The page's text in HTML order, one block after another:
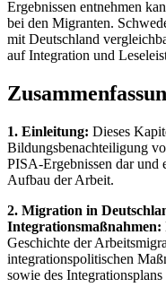
Ergebnissen entnehmen
bei den Migranten.
mit Deutschland
auf Integration und
1. Einleitung: Dieses
Bildungsbenachteiligung
PISA-Ergebnissen dar und
Aufbau der Arbeit.
2. Migration in
Integrationsmaßnahmen:
Geschichte der
integrationspolitischen
sowie des